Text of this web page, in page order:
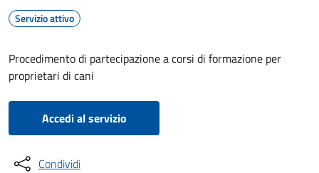
Servizio attivo
Procedimento di partecipazione a corsi di formazione per
proprietari di cani
Accedi al servizio
Condividi